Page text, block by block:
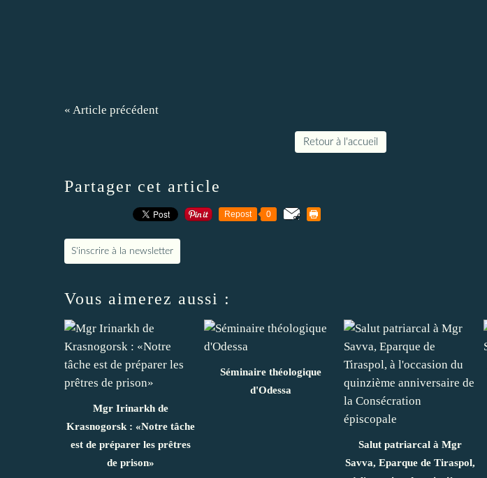
« Article précédent
Retour à l'accueil
Partager cet article
Repost 0
S'inscrire à la newsletter
Vous aimerez aussi :
Mgr Irinarkh de
Krasnogorsk : «Notre tâche
est de préparer les prêtres
de prison»
Séminaire théologique
d'Odessa
Salut patriarcal à Mgr
Savva, Eparque de Tiraspol,